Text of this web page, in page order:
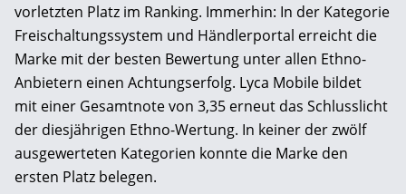
vorletzten Platz im Ranking. Immerhin: In der Kategorie
Freischaltungssystem und Händlerportal erreicht die
Marke mit der besten Bewertung unter allen Ethno-
Anbietern ­einen Achtungserfolg. Lyca Mobile bildet
mit ­einer Gesamtnote von 3,35 erneut das Schlusslicht
der diesjährigen Ethno-Wertung. In keiner der zwölf
ausgewerteten Kategorien konnte die Marke den
ersten Platz belegen.